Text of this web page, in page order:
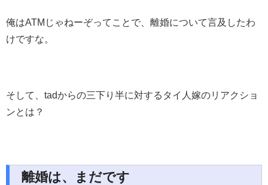
俺はATMじゃねーぞってことで、離婚について言及したわ
けですな。
そして、tadからの三下り半に対するタイ人嫁のリアクショ
ンとは？
離婚は、まだです